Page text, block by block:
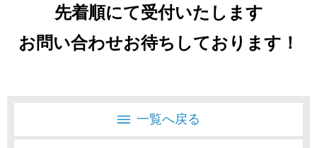
先着順にて受付いたします
お問い合わせお待ちしております！
一覧へ戻る